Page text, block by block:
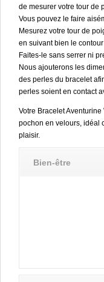
de mesurer votre tour de
Vous pouvez le faire
Mesurez votre tour de
en suivant bien le
Faites-le sans serrer ni
Nous ajouterons les
des perles du bracelet
perles soient en contact
Votre Bracelet
pochon en velours, idéal
plaisir.
Bien-être